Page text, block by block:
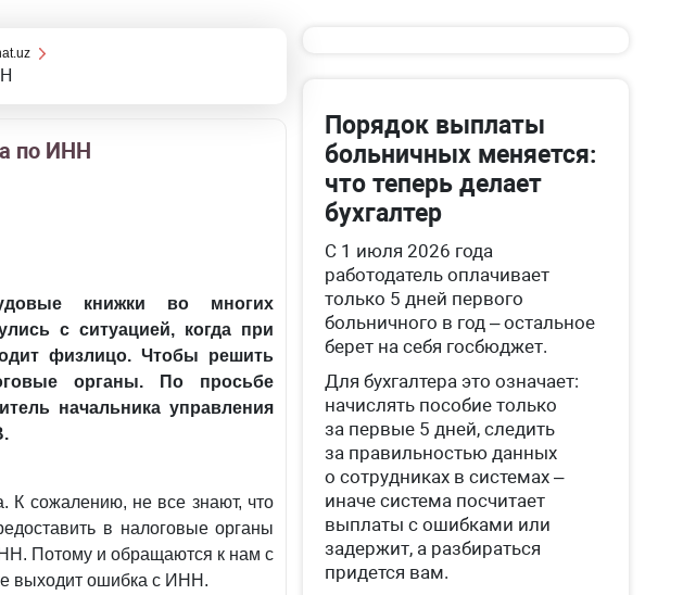
по ИНН
книжки во многих
с ситуацией, когда при
физлицо. Чтобы решить
органы. По просьбе
начальника управления
К сожалению, не все знают, что
в налоговые органы
Потому и обращаются к нам с
выходит ошибка с ИНН.
Порядок выплаты
больничных меняется:
что теперь делает
бухгалтер
С 1 июля 2026 года
работодатель оплачивает
только 5 дней первого
больничного в год – остальное
берет на себя госбюджет.
Для бухгалтера это означает:
начислять пособие только
за первые 5 дней, следить
за правильностью данных
о сотрудниках в системах –
иначе система посчитает
выплаты с ошибками или
задержит, а разбираться
придется вам.